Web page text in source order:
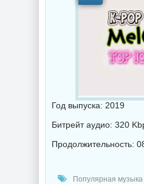
Год выпуска: 2019
Битрейт аудио: 320
Продолжительность:
Популярная музыка / Диско